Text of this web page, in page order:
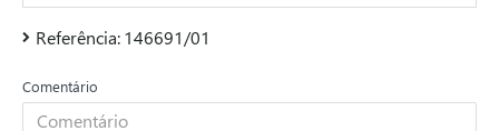
Referência:146691/01
Comentário